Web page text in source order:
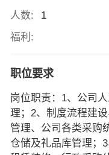
人数:
1
福利:
职位要求
岗位职责：1、公司
理；2、制度流程建
管理、公司各类采购
仓储及礼品库管理；